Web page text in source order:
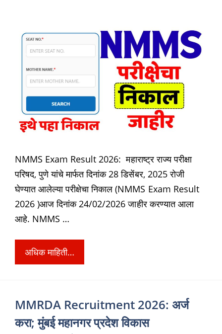
NMMS Exam Result 2026: महाराष्ट्र राज्य परीक्षा
परिषद, पुणे यांचे मार्फत दिनांक 28 डिसेंबर, 2025 रोजी
घेण्यात आलेल्या परीक्षेचा निकाल (NMMS Exam Result
2026 )आज दिनांक 24/02/2026 जाहीर करण्यात आला
आहे. NMMS …
अधिक माहिती…
MMRDA Recruitment 2026: अर्ज
करा; मुंबई महानगर प्रदेश विकास